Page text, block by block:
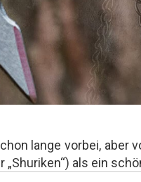
lange vorbei, aber
„Shuriken“) als ein